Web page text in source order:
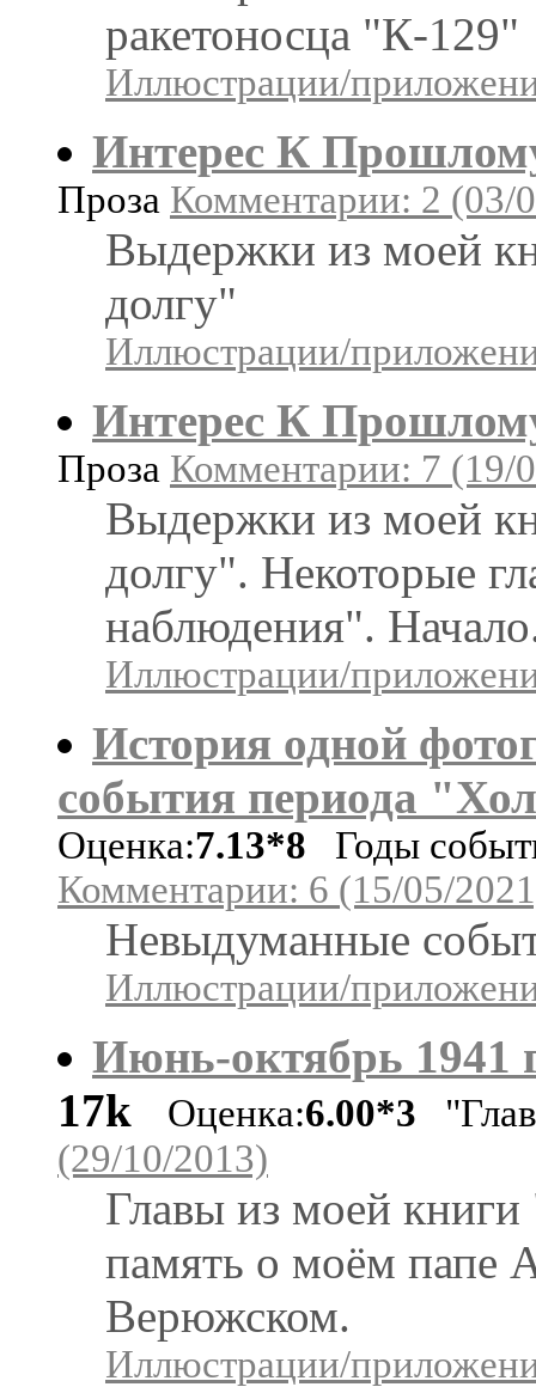
ракетоносца "К-129"
Иллюстрации/
Интерес К
Проза Комментарии: 2 (03/
Выдержки из моей
долгу"
Иллюстрации/
Интерес К
Проза Комментарии: 7 (19/
Выдержки из моей
долгу". Некоторые
наблюдения".
Иллюстрации/
История одной
события периода
Оценка:7.13*8 Годы
Комментарии: 6 (15/05/
Невыдуманные
Иллюстрации/
Июнь-октябрь 1941
17k
Оценка:6.00*3
(29/10/2013)
Главы из моей
память о моём папе
Верюжском.
Иллюстрации/